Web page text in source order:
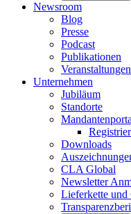
Newsroom
Blog
Presse
Podcast
Publikationen
Veranstaltungen
Unternehmen
Jubiläum
Standorte
Downloads
CLAGlobal
Newsletter
Lieferkette und